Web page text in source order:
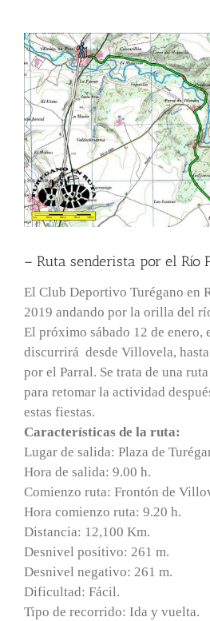
– Ruta senderista por el Río
El Club Deportivo Turégano en
2019 andando por la orilla del
El próximo sábado 12 de enero,
discurrirá desde Villovela, hasta
por el Parral. Se trata de una
para retomar la actividad
estas fiestas.
Características de la ruta:
Lugar de salida: Plaza de
Hora de salida: 9.00 h.
Comienzo ruta: Frontón de
Hora comienzo ruta: 9.20 h.
Distancia: 12,100 Km.
Desnivel positivo: 261 m.
Desnivel negativo: 261 m.
Dificultad: Fácil.
Tipo de recorrido: Ida y vuelta.